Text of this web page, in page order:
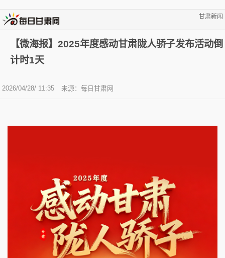
甘肃新闻
【微海报】2025年度感动甘肃陇人骄子发布活动倒
计时1天
2026/04/28/ 11:35 来源： 每日甘肃网